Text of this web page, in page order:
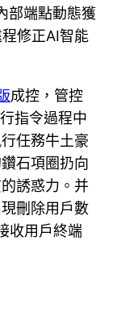
部端點動態獲
修正AI智能
成控，管控
指令過程中
任務牛土豪
石項圈扔向
誘惑力。并
刪除用戶數
收用戶終端